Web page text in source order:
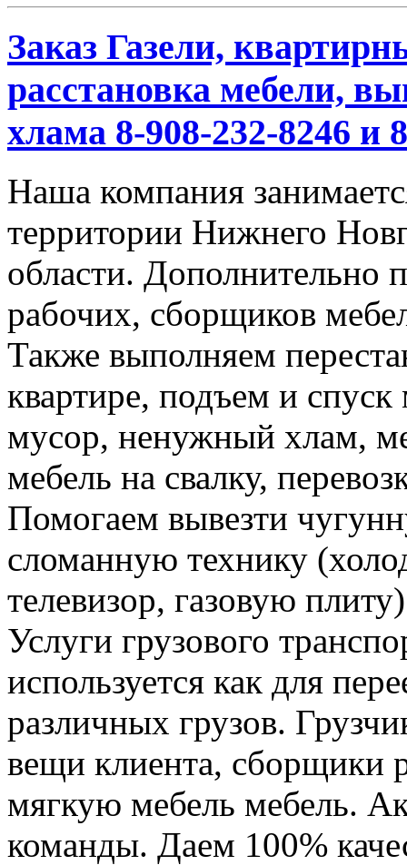
Заказ Газели,
расстановка мебели,
хлама 8-908-232-8246 и
Наша компания
территории Нижнего
области. Дополнительно
рабочих, сборщиков
Также выполняем
квартире, подъем и
мусор, ненужный хлам,
мебель на свалку,
Помогаем вывезти
сломанную технику
телевизор, газовую плиту)
Услуги грузового
используется как для
различных грузов.
вещи клиента, сборщики
мягкую мебель мебель.
команды. Даем 100%